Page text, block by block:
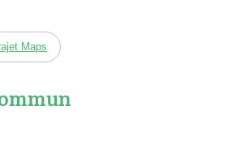
Maps